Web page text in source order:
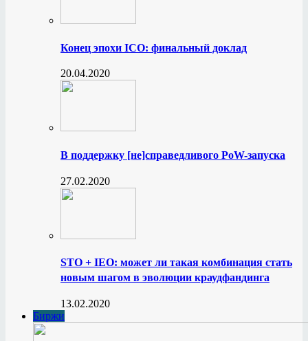
Конец эпохи ICO: финальный доклад
20.04.2020
В поддержку [не]справедливого PoW-запуска
27.02.2020
STO + IEO: может ли такая комбинация стать
новым шагом в эволюции краудфандинга
13.02.2020
Биржи